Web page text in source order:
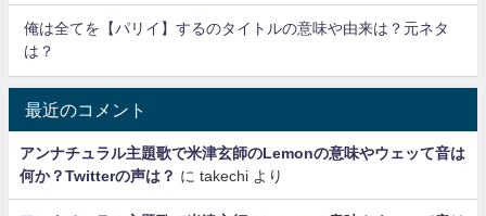
俺は全てを【パリイ】するのタイトルの意味や由来は？元ネタ
は？
最近のコメント
アンナチュラル主題歌で米津玄師のLemonの意味やウェッて音は
何か？Twitterの声は？ に takechi より